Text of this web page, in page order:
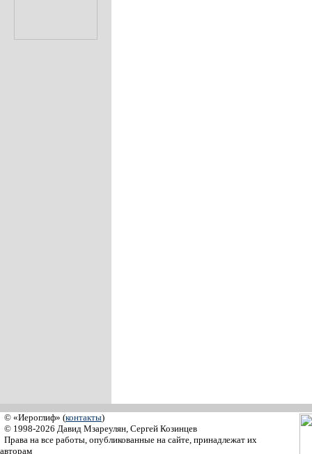
© «Иероглиф» (контакты)
© 1998-2026 Давид Мзареулян, Сергей Козинцев
Права на все работы, опубликованные на сайте, принадлежат их
авторам